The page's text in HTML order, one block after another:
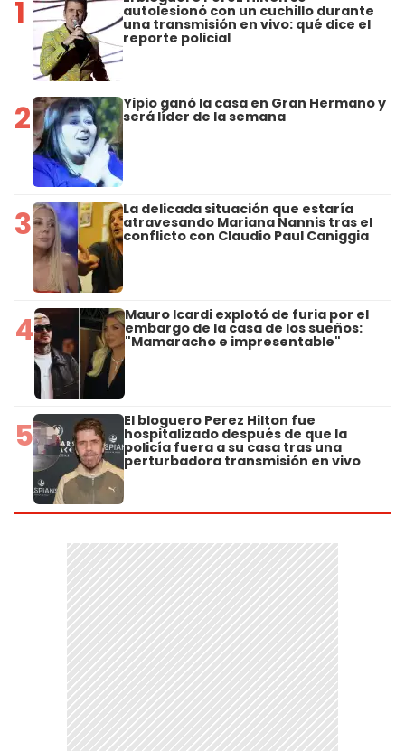
1 autolesionó con un cuchillo durante
una transmisión en vivo: qué dice el
reporte policial
2 Yipio ganó la casa en Gran Hermano y
será líder de la semana
3 La delicada situación que estaría
atravesando Mariana Nannis tras el
conflicto con Claudio Paul Caniggia
4 Mauro Icardi explotó de furia por el
embargo de la casa de los sueños:
"Mamaracho e impresentable"
5 El bloguero Perez Hilton fue
hospitalizado después de que la
policía fuera a su casa tras una
perturbadora transmisión en vivo